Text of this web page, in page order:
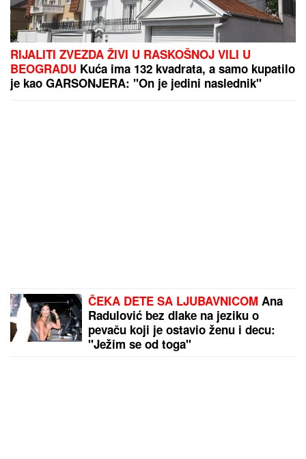
RIJALITI ZVEZDA ŽIVI U RASKOŠNOJ VILI U
BEOGRADU Kuća ima 132 kvadrata, a samo kupatilo
je kao GARSONJERA: "On je jedini naslednik"
ČEKA DETE SA LJUBAVNICOM Ana
Radulović bez dlake na jeziku o
pevaču koji je ostavio ženu i decu:
"Ježim se od toga"